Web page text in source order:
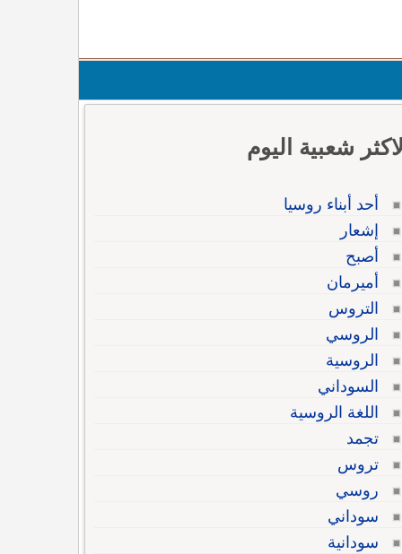
الاكثر شعبية اليوم
أحد أبناء روسيا
إشعار
أصبح
أميرمان
التروس
الروسي
الروسية
السوداني
اللغة الروسية
تجمد
تروس
روسي
سوداني
سودانية